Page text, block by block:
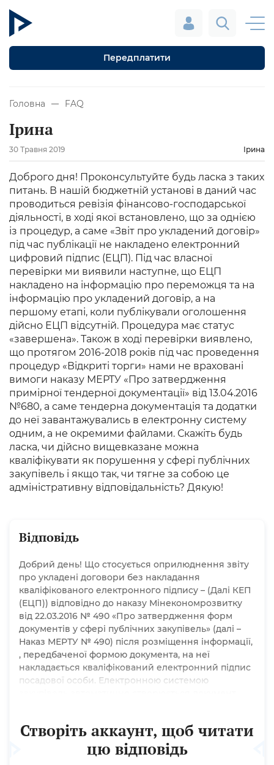
Передплатити
Головна FAQ
Ірина
30 Травня 2019 Ірина
Доброго дня! Проконсультуйте будь ласка з таких
питань. В нашій бюджетній установі в даний час
проводиться ревізія фінансово-господарської
діяльності, в ході якої встановлено, що за однією
із процедур, а саме «Звіт про укладений договір»
під час публікації не накладено електронний
цифровий підпис (ЕЦП). Під час власної
перевірки ми виявили наступне, що ЕЦП
накладено на інформацію про переможця та на
інформацію про укладений договір, а на
першому етапі, коли публікували оголошення
дійсно ЕЦП відсутній. Процедура має статус
«завершена». Також в ході перевірки виявлено,
що протягом 2016-2018 років під час проведення
процедур «Відкриті торги» нами не враховані
вимоги наказу МЕРТУ «Про затвердження
примірної тендерної документації» від 13.04.2016
№680, а саме тендерна документація та додатки
до неї завантажувались в електронну систему
одним, а не окремими файлами. Скажіть будь
ласка, чи дійсно вищевказане можна
кваліфікувати як порушення у сфері публічних
закупівель і якщо так, чи тягне за собою це
адміністративну відповідальність? Дякую!
Відповідь
Добрий день! Що стосується оприлюднення звіту
про укладені договори без накладання
кваліфікованого електронного підпису – (Далі КЕП
(ЕЦП)) відповідно до наказу Мінекономрозвитку
від 22.03.2016 № 490 «Про затвердження форм
документів у сфері публічних закупівель» (далі –
Наказ МЕРТУ № 490) після розміщення інформації,
, передбаченої формою документа, на неї
накладається кваліфікований електронний підпис
посадової особи. Електронною системою
будь-яку ) технічно неможливо. Що...
Створіть аккаунт, щоб читати
цю відповідь